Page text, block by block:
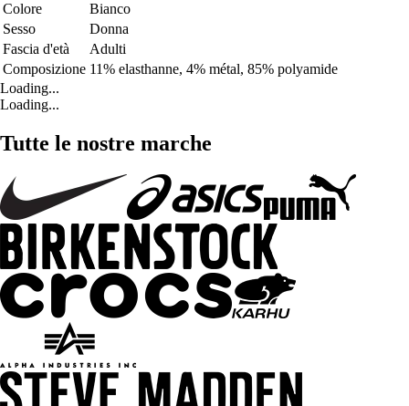
Colore
Bianco
Sesso
Donna
Fascia d'età
Adulti
Composizione 11% elasthanne, 4% métal, 85% polyamide
Loading...
Loading...
Tutte le nostre marche